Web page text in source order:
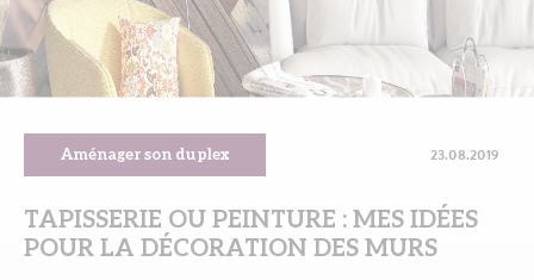
Aménager son duplex 23.08.2019
TAPISSERIE OU PEINTURE : MES IDÉES
POUR LA DÉCORATION DES MURS